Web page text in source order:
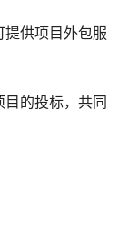
提供项目外包服
的投标，共同